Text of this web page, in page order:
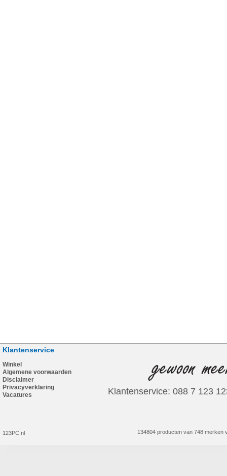
Klantenservice
Winkel
Algemene voorwaarden
Disclaimer
Privacyverklaring
Vacatures
123PC.nl
Klantenservice: 088 7 123
134804 producten van 748 merken